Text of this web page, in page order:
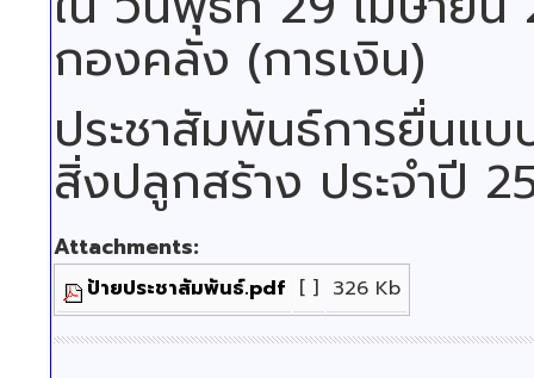
กองคลัง (การเงิน)
ประชาสัมพันธ์การยื่นแบ
สิ่งปลูกสร้าง ประจำปี
Attachments:
ป้ายประชาสัมพันธ์.pdf [ ] 326 Kb